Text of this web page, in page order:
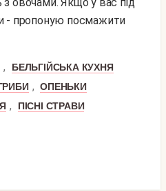
- пропоную посмажити
,
БЕЛЬГІЙСЬКА КУХНЯ
, ОПЕНЬКИ
,
ПІСНІ СТРАВИ